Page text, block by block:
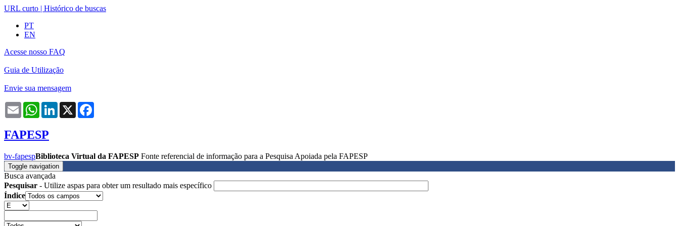
URL curto | Histórico de buscas
PT
EN
Acesse nosso FAQ
Guia de Utilização
Envie sua mensagem
Email WhatsAppLinkedIn
X
FAPESP
bv-fapespBiblioteca Virtual da FAPESP Fonte referencial de informação para a Pesquisa Apoiada pela FAPESP
Toggle navigation
Busca avançada
Pesquisar - Utilize aspas para obter um resultado mais específico
Índice